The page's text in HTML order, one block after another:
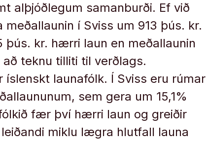
alþjóðlegum samanburði. Ef við
í Sviss um 913 þús. kr.
þús. kr. hærri laun en meðallaunin
teknu tilliti til verðlags.
launafólk. Í Sviss eru rúmar
sem gera um 15,1%
fær því hærri laun og greiðir
miklu lægra hlutfall launa